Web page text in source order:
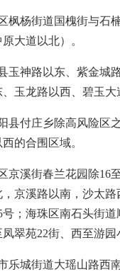
枫杨街道国槐街与石
大道以北）。
玉神路以东、紫金城
玉龙路以西、碧玉
县付庄乡除高风险区
的合围区域。
京溪街春兰花园除
京溪路以南，沙太
；海珠区南石头街
翠苑22街、西至游
乐城街道大瑶山路西